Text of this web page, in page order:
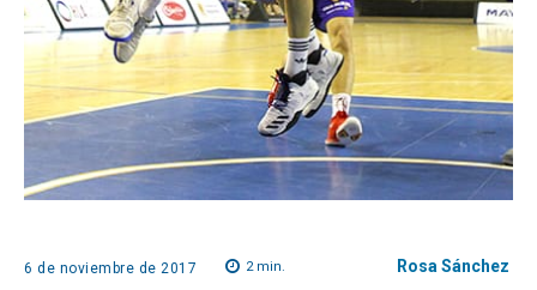
6 de noviembre de 2017 2min. Rosa Sánchez